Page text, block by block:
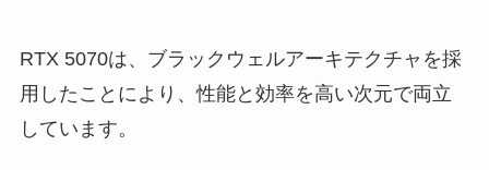
RTX 5070は、ブラックウェルアーキテクチャを採
用したことにより、性能と効率を高い次元で両立
しています。